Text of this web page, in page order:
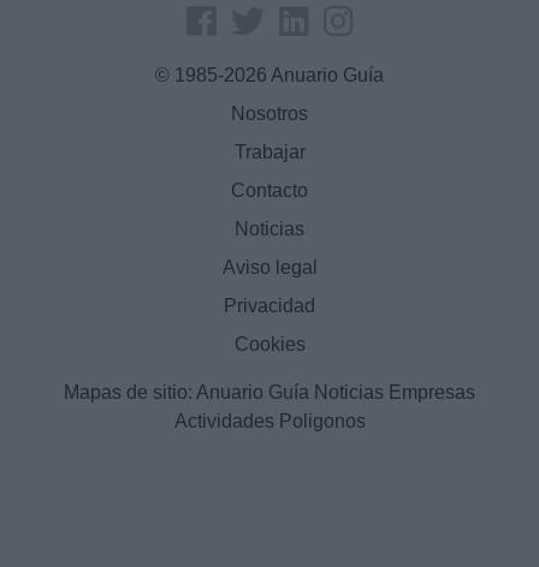
© 1985-2026 Anuario Guía
Nosotros
Trabajar
Contacto
Noticias
Aviso legal
Privacidad
Cookies
Mapas de sitio: Anuario Guía Noticias Empresas
Actividades Poligonos